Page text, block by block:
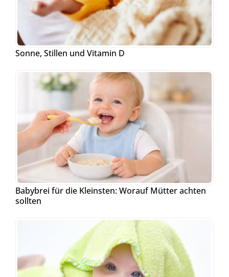
Sonne, Stillen und Vitamin D
Babybrei für die Kleinsten: Worauf Mütter achten
sollten